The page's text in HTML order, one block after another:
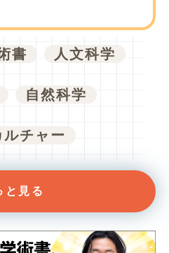
書 人文科学
自然科学
ルチャー
と見る